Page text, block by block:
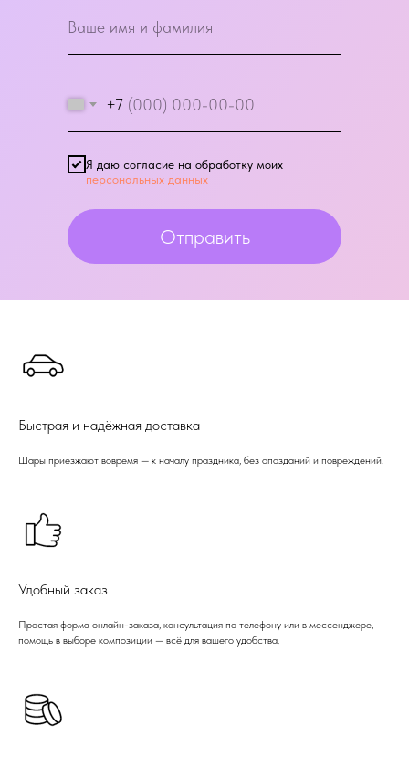
+7
Я даю согласие на обработку моих
персональных данных
Отправить
Быстрая и надёжная доставка
Шары приезжают вовремя — к началу праздника, без опозданий и повреждений.
Удобный заказ
Простая форма онлайн-заказа, консультация по телефону или в мессенджере,
помощь в выборе композиции — всё для вашего удобства.